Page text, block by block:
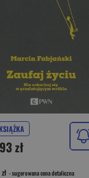
zł
- sugerowana cena detaliczna